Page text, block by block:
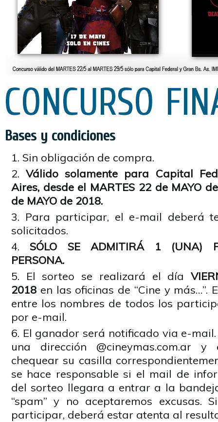
Bases y condiciones
Sin obligación de compra.
Válido solamente para Capital
Aires, desde el MARTES 22 de MAYO
de MAYO de 2018.
Para participar, el e-mail deberá
solicitados.
SÓLO SE ADMITIRÁ 1 (UNA)
PERSONA.
El sorteo se realizará el día
2018 en las oficinas de “Cine y más…”.
entre los nombres de todos los
por e-mail.
El ganador será notificado via e-
una dirección @cineymas.com.ar
chequear su casilla
se hace responsable si el mail de
del sorteo llegara a entrar a la
“spam” y no aceptaremos excusas.
participar, deberá estar atenta al